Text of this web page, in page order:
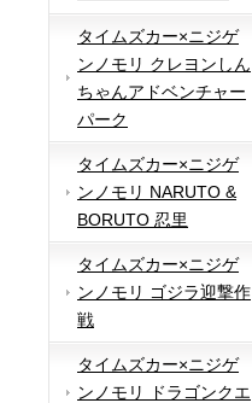
タイムズカー×ニジゲ
ンノモリ クレヨンしん
ちゃんアドベンチャー
パーク
タイムズカー×ニジゲ
ンノモリ NARUTO &
BORUTO 忍里
タイムズカー×ニジゲ
ンノモリ ゴジラ迎撃作
戦
タイムズカー×ニジゲ
ンノモリ ドラゴンクエ